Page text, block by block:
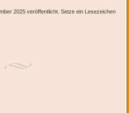
2025 veröffentlicht. Setze ein Lesezeichen